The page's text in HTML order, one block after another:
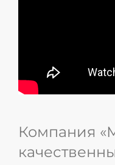
Компания